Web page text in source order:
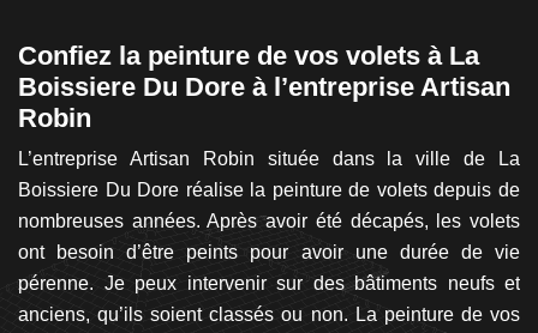
Confiez la peinture de vos volets à La
Boissiere Du Dore à l’entreprise Artisan
Robin
L’entreprise Artisan Robin située dans la ville de La
Boissiere Du Dore réalise la peinture de volets depuis de
nombreuses années. Après avoir été décapés, les volets
ont besoin d’être peints pour avoir une durée de vie
pérenne. Je peux intervenir sur des bâtiments neufs et
anciens, qu’ils soient classés ou non. La peinture de vos